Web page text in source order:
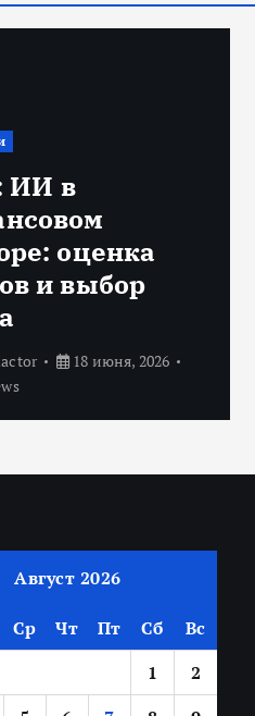
ИИ в
оценка
и выбор
18 июня, 2026
Август 2026
Ср Чт Пт Сб
Вс
1
2